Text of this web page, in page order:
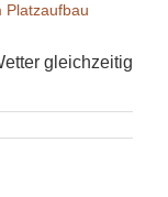
Platzaufbau
gleichzeitig